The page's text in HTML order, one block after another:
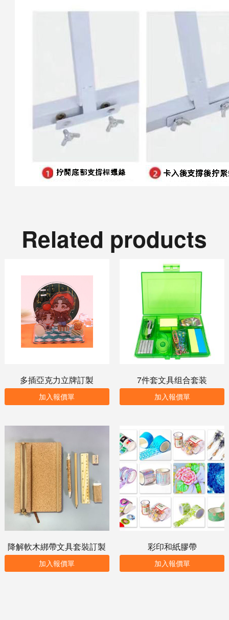
Related products
多插亞克力立牌訂製
加入報價單
7件套文具组合套装
加入報價單
降解軟木綁帶文具套裝訂製
加入報價單
彩印和紙膠帶
加入報價單